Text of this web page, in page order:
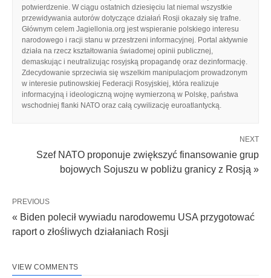
potwierdzenie. W ciągu ostatnich dziesięciu lat niemal wszystkie
przewidywania autorów dotyczące działań Rosji okazały się trafne.
Głównym celem Jagiellonia.org jest wspieranie polskiego interesu
narodowego i racji stanu w przestrzeni informacyjnej. Portal aktywnie
działa na rzecz kształtowania świadomej opinii publicznej,
demaskując i neutralizując rosyjską propagandę oraz dezinformację.
Zdecydowanie sprzeciwia się wszelkim manipulacjom prowadzonym
w interesie putinowskiej Federacji Rosyjskiej, która realizuje
informacyjną i ideologiczną wojnę wymierzoną w Polskę, państwa
wschodniej flanki NATO oraz całą cywilizację euroatlantycką.
NEXT
Szef NATO proponuje zwiększyć finansowanie grup
bojowych Sojuszu w pobliżu granicy z Rosją »
PREVIOUS
« Biden polecił wywiadu narodowemu USA przygotować
raport o złośliwych działaniach Rosji
VIEW COMMENTS